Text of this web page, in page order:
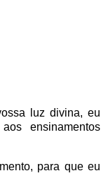
luz divina,eu
ensinamentos
para que eu